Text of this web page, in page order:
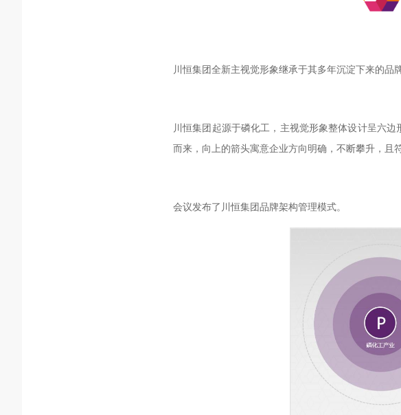
川恒集团全新主视觉形象继承于其多年沉淀下来的品
川恒集团起源于磷化工，主视觉形象整体设计呈六
而来，向上的箭头寓意企业方向明确，不断攀升，且
会议发布了川恒集团品牌架构管理模式。